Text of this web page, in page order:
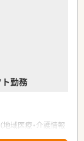
勤務
域医療・介護情報